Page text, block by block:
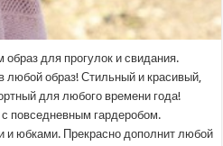
для прогулок и свидания.
любой образ! Стильный и красивый,
для любого времени года!
повседневным гардеробом.
и юбками. Прекрасно дополнит любой